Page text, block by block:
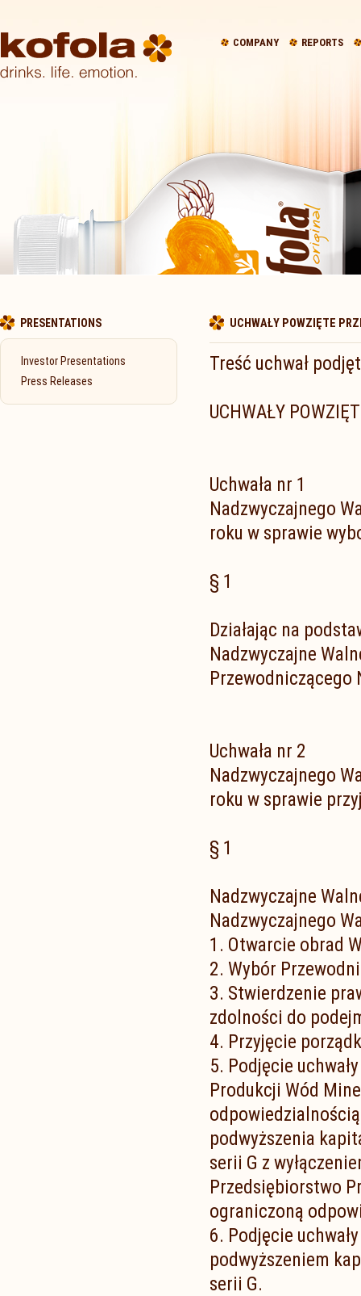
UCHWAŁY POWZIĘTE
Treść uchwał
UCHWAŁY
Uchwała nr 1
Nadzwyczajnego
roku w sprawie
§ 1
Działając na
Nadzwyczajne
Przewodniczącego
Uchwała nr 2
Nadzwyczajnego
roku w sprawie
§ 1
Nadzwyczajne
Nadzwyczajnego
1. Otwarcie obrad
2. Wybór
3. Stwierdzenie
zdolności do
4. Przyjęcie
5. Podjęcie
Produkcji Wód
odpowiedzialnością
podwyższenia
serii G z
Przedsiębiorstwo
ograniczoną
6. Podjęcie
podwyższeniem
serii G.
PRESENTATIONS
Investor Presentations
Press Releases
COMPANY REPORTS